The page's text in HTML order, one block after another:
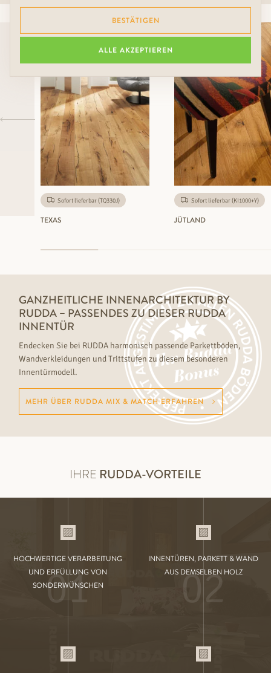
Sofort lieferbar (TQ330J)
TEXAS
Sofort lieferbar (KI1000+Y)
JÜTLAND
GANZHEITLICHE INNENARCHITEKTUR BY
RUDDA – PASSENDES ZU DIESER RUDDA
INNENTÜR
Endecken Sie bei RUDDA harmonisch passende Parkettböden,
Wandverkleidungen und Trittstufen zu diesem besonderen
Innentürmodell.
MEHR ÜBER RUDDA MIX & MATCH ERFAHREN
IHRE RUDDA-VORTEILE
HOCHWERTIGE VERARBEITUNG
UND ERFÜLLUNG VON
SONDERWÜNSCHEN
01
INNENTÜREN, PARKETT & WAND
AUS DEMSELBEN HOLZ
02
BESTÄTIGEN
ALLE AKZEPTIEREN